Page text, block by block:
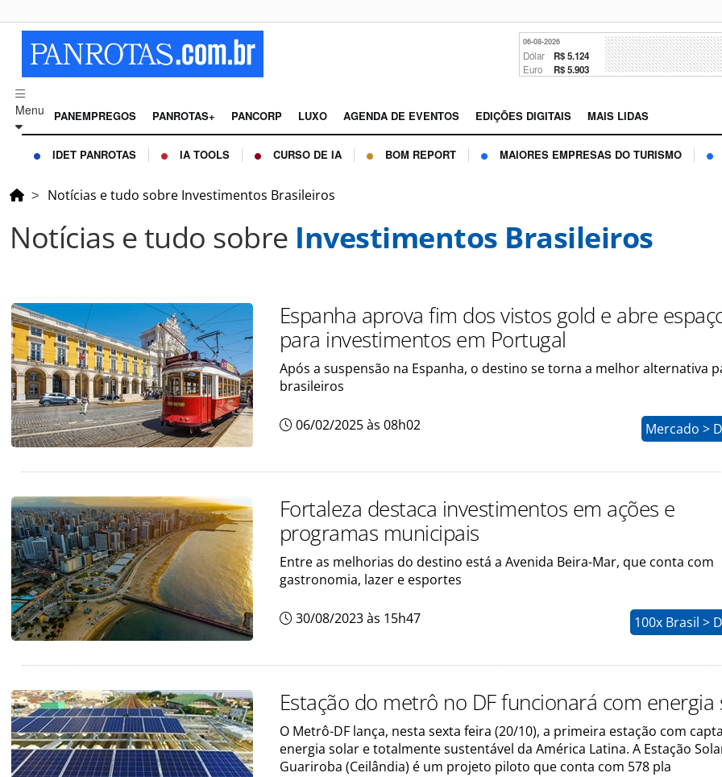
06-08-2026
Dólar R$ 5.124
Euro R$ 5.903
Menu PANEMPREGOS PANROTAS+ PANCORP LUXO AGENDA DE EVENTOS EDIÇÕES DIGITAIS MAIS LIDAS
IDET PANROTAS IA TOOLS CURSO DE IA BOM REPORT MAIORES EMPRESAS DO TURISMO
Notícias e tudo sobre Investimentos Brasileiros
Notícias e tudo sobre Investimentos Brasileiros
Espanha aprova fim dos vistos gold e abre
para investimentos em Portugal
Após a suspensão na Espanha, o destino se torna a melhor alternativa
brasileiros
06/02/2025 às 08h02 Mercado >
Fortaleza destaca investimentos em ações e
programas municipais
Entre as melhorias do destino está a Avenida Beira-Mar, que conta com
gastronomia, lazer e esportes
30/08/2023 às 15h47 100x Brasil >
Estação do metrô no DF funcionará com energia
O Metrô-DF lança, nesta sexta feira (20/10), a primeira estação com
energia solar e totalmente sustentável da América Latina. A Estação
Guariroba (Ceilândia) é um projeto piloto que conta com 578 pla